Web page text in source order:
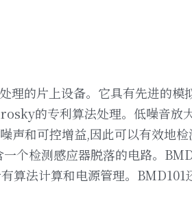
的片上设备。它具有先进的模
的专利算法处理。低噪音放
声和可控增益,因此可以有效地
个检测感应器脱落的电路。
算法计算和电源管理。